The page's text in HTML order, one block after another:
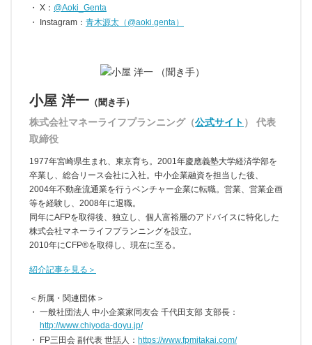
X： @Aoki_Genta
Instagram： 青木源太（@aoki.genta）
小屋 洋一 （聞き手）
株式会社マネーライフプランニング（公式サイト ） 代表
取締役
1977年宮崎県生まれ、東京育ち。2001年慶應義塾大学経済学部を
卒業し、総合リース会社に入社。中小企業融資を担当した後、
2004年不動産流通業を行うベンチャー企業に転職。営業、営業企画
等を経験し、2008年に退職。
同年にAFPを取得後、独立し、個人富裕層のアドバイスに特化した
株式会社マネーライフプランニングを設立。
2010年にCFP®を取得し、現在に至る。
紹介記事を見る＞
＜所属・関連団体＞
一般社団法人 中小企業家同友会 千代田支部 支部長：
http://www.chiyoda-doyu.jp/
FP三田会 副代表 世話人： https://www.fpmitakai.com/